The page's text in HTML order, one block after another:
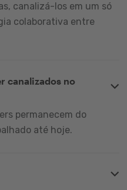
canalizá-los em um só
colaborativa entre
canalizados no
permanecem do
até hoje.